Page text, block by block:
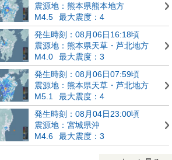
震源地：熊本県熊本地方
M4.5
最大震度：4
発生時刻：08月06日16:18頃
震源地：熊本県天草・芦北地方
M4.0
最大震度：3
発生時刻：08月06日07:59頃
震源地：熊本県天草・芦北地方
M5.1
最大震度：4
発生時刻：08月04日23:00頃
震源地：宮城県沖
M4.6
最大震度：3